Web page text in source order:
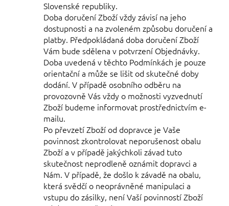
Slovenské republiky.
Doba doručení Zboží vždy závisí na jeho
dostupnosti a na zvoleném způsobu doručení a
platby. Předpokládaná doba doručení Zboží
Vám bude sdělena v potvrzení Objednávky.
Doba uvedená v těchto Podmínkách je pouze
orientační a může se lišit od skutečné doby
dodání. V případě osobního odběru na
provozovně Vás vždy o možnosti vyzvednutí
Zboží budeme informovat prostřednictvím e-
mailu.
Po převzetí Zboží od dopravce je Vaše
povinnost zkontrolovat neporušenost obalu
Zboží a v případě jakýchkoli závad tuto
skutečnost neprodleně oznámit dopravci a
Nám. V případě, že došlo k závadě na obalu,
která svědčí o neoprávněné manipulaci a
vstupu do zásilky, není Vaší povinností Zboží